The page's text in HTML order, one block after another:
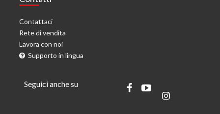
Contattaci
Rete di vendita
Lavora con noi
Supporto in lingua
Seguici anche su